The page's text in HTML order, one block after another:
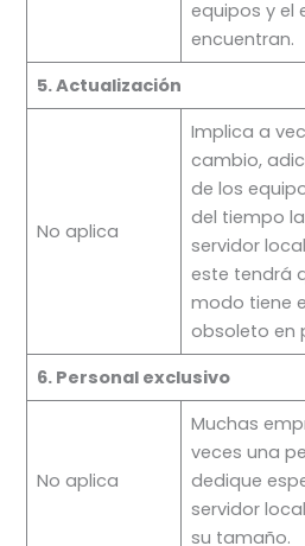
equipos y el
encuentran.
5. Actualización
No aplica
Implica a
cambio,
de los
del tiempo
servidor
este tendrá
modo tiene
obsoleto en
6. Personal exclusivo
No aplica
Muchas
veces una
dedique
servidor
su tamaño.